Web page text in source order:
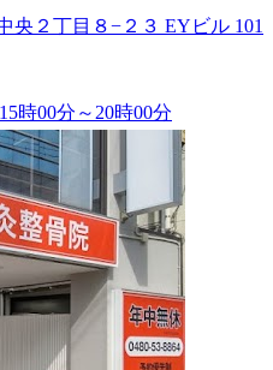
央２丁目８−２３ EYビル 101
時00分～20時00分